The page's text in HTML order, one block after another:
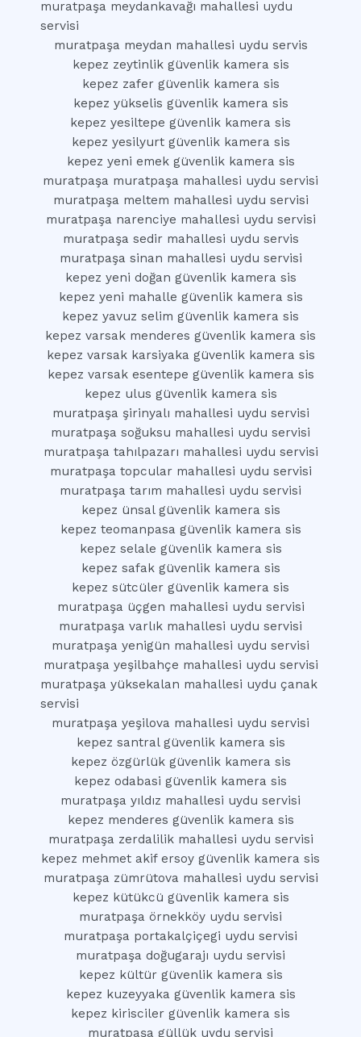
muratpaşa meydankavağı mahallesi uydu
servisi
muratpaşa meydan mahallesi uydu servis
kepez zeytinlik güvenlik kamera sis
kepez zafer güvenlik kamera sis
kepez yükselis güvenlik kamera sis
kepez yesiltepe güvenlik kamera sis
kepez yesilyurt güvenlik kamera sis
kepez yeni emek güvenlik kamera sis
muratpaşa muratpaşa mahallesi uydu servisi
muratpaşa meltem mahallesi uydu servisi
muratpaşa narenciye mahallesi uydu servisi
muratpaşa sedir mahallesi uydu servis
muratpaşa sinan mahallesi uydu servisi
kepez yeni doğan güvenlik kamera sis
kepez yeni mahalle güvenlik kamera sis
kepez yavuz selim güvenlik kamera sis
kepez varsak menderes güvenlik kamera sis
kepez varsak karsiyaka güvenlik kamera sis
kepez varsak esentepe güvenlik kamera sis
kepez ulus güvenlik kamera sis
muratpaşa şirinyalı mahallesi uydu servisi
muratpaşa soğuksu mahallesi uydu servisi
muratpaşa tahılpazarı mahallesi uydu servisi
muratpaşa topcular mahallesi uydu servisi
muratpaşa tarım mahallesi uydu servisi
kepez ünsal güvenlik kamera sis
kepez teomanpasa güvenlik kamera sis
kepez selale güvenlik kamera sis
kepez safak güvenlik kamera sis
kepez sütcüler güvenlik kamera sis
muratpaşa üçgen mahallesi uydu servisi
muratpaşa varlık mahallesi uydu servisi
muratpaşa yenigün mahallesi uydu servisi
muratpaşa yeşilbahçe mahallesi uydu servisi
muratpaşa yüksekalan mahallesi uydu çanak
servisi
muratpaşa yeşilova mahallesi uydu servisi
kepez santral güvenlik kamera sis
kepez özgürlük güvenlik kamera sis
kepez odabasi güvenlik kamera sis
muratpaşa yıldız mahallesi uydu servisi
kepez menderes güvenlik kamera sis
muratpaşa zerdalilik mahallesi uydu servisi
kepez mehmet akif ersoy güvenlik kamera sis
muratpaşa zümrütova mahallesi uydu servisi
kepez kütükcü güvenlik kamera sis
muratpaşa örnekköy uydu servisi
muratpaşa portakalçiçegi uydu servisi
muratpaşa doğugarajı uydu servisi
kepez kültür güvenlik kamera sis
kepez kuzeyyaka güvenlik kamera sis
kepez kirisciler güvenlik kamera sis
muratpaşa güllük uydu servisi